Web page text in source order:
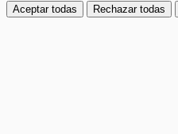
Aceptar todas Rechazar todas